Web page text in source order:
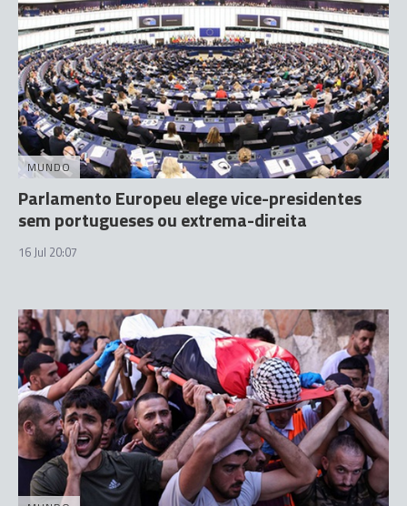
MUNDO
Parlamento Europeu elege vice-presidentes
sem portugueses ou extrema-direita
16 Jul 20:07